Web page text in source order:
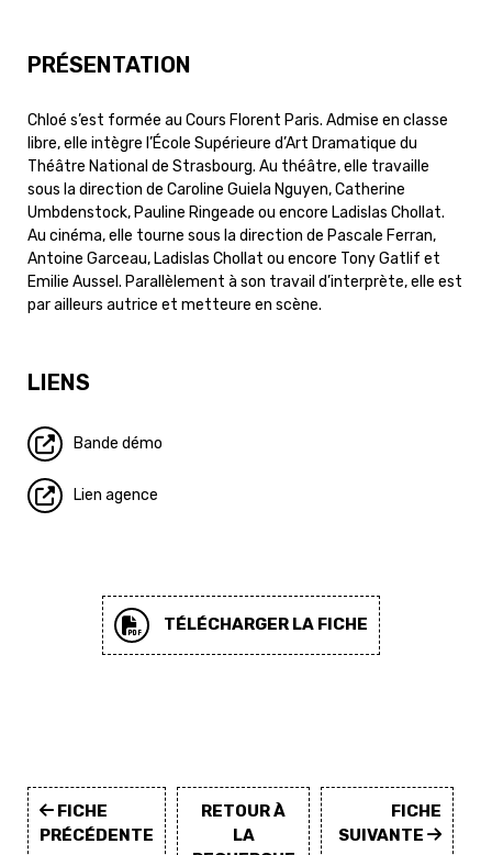
PRÉSENTATION
Chloé s’est formée au Cours Florent Paris. Admise en classe
libre, elle intègre l’École Supérieure d’Art Dramatique du
Théâtre National de Strasbourg. Au théâtre, elle travaille
sous la direction de Caroline Guiela Nguyen, Catherine
Umbdenstock, Pauline Ringeade ou encore Ladislas Chollat.
Au cinéma, elle tourne sous la direction de Pascale Ferran,
Antoine Garceau, Ladislas Chollat ou encore Tony Gatlif et
Emilie Aussel. Parallèlement à son travail d’interprète, elle est
par ailleurs autrice et metteure en scène.
LIENS
Bande démo
Lien agence
TÉLÉCHARGER LA FICHE
FICHE
PRÉCÉDENTE
RETOUR À
LA
FICHE
SUIVANTE